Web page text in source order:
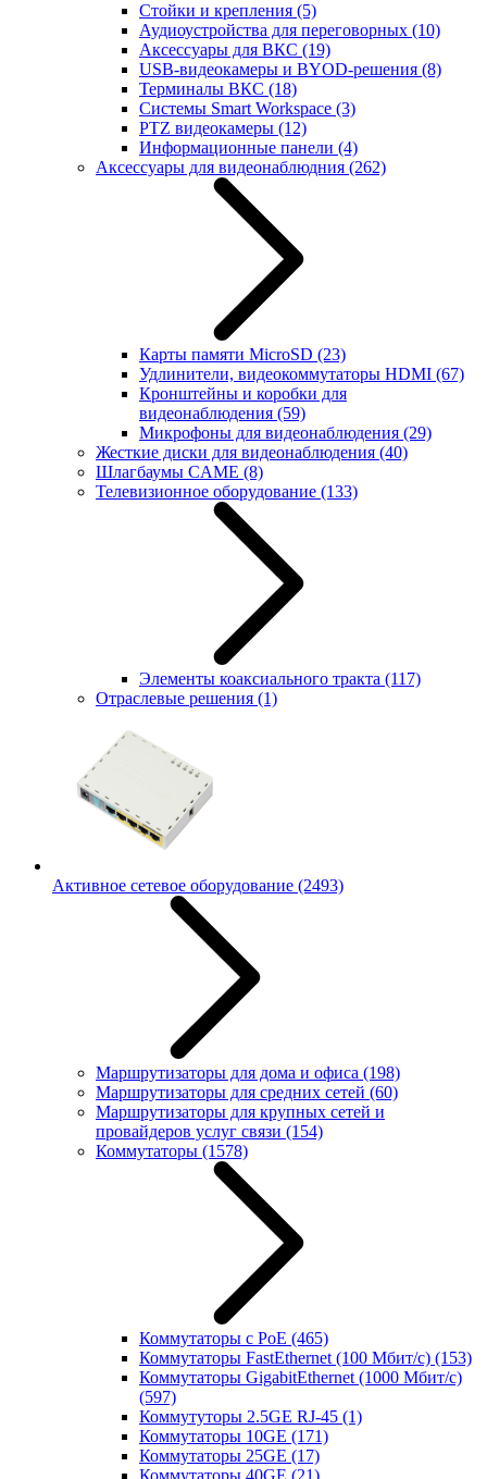
Стойки и крепления (5)
Аудиоустройства для переговорных (10)
Аксессуары для ВКС (19)
USB-видеокамеры и BYOD-решения (8)
Терминалы ВКС (18)
Системы Smart Workspace (3)
PTZ видеокамеры (12)
Информационные панели (4)
Аксессуары для видеонаблюдния (262)
Карты памяти MicroSD (23)
Удлинители, видеокоммутаторы HDMI (67)
Кронштейны и коробки для
видеонаблюдения (59)
Микрофоны для видеонаблюдения (29)
Жесткие диски для видеонаблюдения (40)
Шлагбаумы CAME (8)
Телевизионное оборудование (133)
Элементы коаксиального тракта (117)
Отраслевые решения (1)
Активное сетевое оборудование (2493)
Маршрутизаторы для дома и офиса (198)
Маршрутизаторы для средних сетей (60)
Маршрутизаторы для крупных сетей и
провайдеров услуг связи (154)
Коммутаторы (1578)
Коммутаторы с PoE (465)
Коммутаторы FastEthernet (100 Мбит/с) (153)
Коммутаторы GigabitEthernet (1000 Мбит/с)
(597)
Коммутуторы 2.5GE RJ-45 (1)
Коммутаторы 10GE (171)
Коммутаторы 25GE (17)
Коммутаторы 40GE (21)